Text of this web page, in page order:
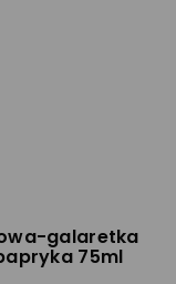
galaretka
75ml